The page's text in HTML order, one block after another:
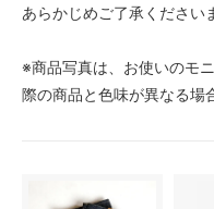
あらかじめご了承ください
※商品写真は、お使いのモ
際の商品と色味が異なる場